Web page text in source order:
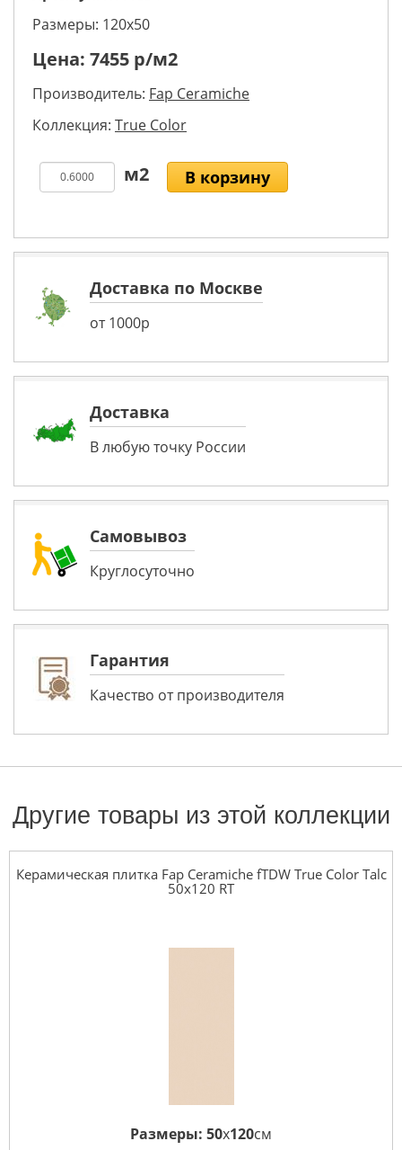
Размеры: 120х50
Цена: 7455 р/м2
Производитель: Fap Ceramiche
Коллекция: True Color
В корзину
Доставка по Москве
от 1000р
Доставка
В любую точку России
Самовывоз
Круглосуточно
Гарантия
Качество от производителя
Другие товары из этой коллекции
Керамическая плитка Fap Ceramiche fTDW True Color Talc
50x120 RT
Размеры: 50x120см